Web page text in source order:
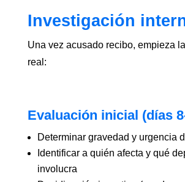
Investigación
Una vez acusado recibo, empieza
real:
Evaluación inicial (días
Determinar gravedad y urgencia
Identificar a quién afecta y qué
involucra